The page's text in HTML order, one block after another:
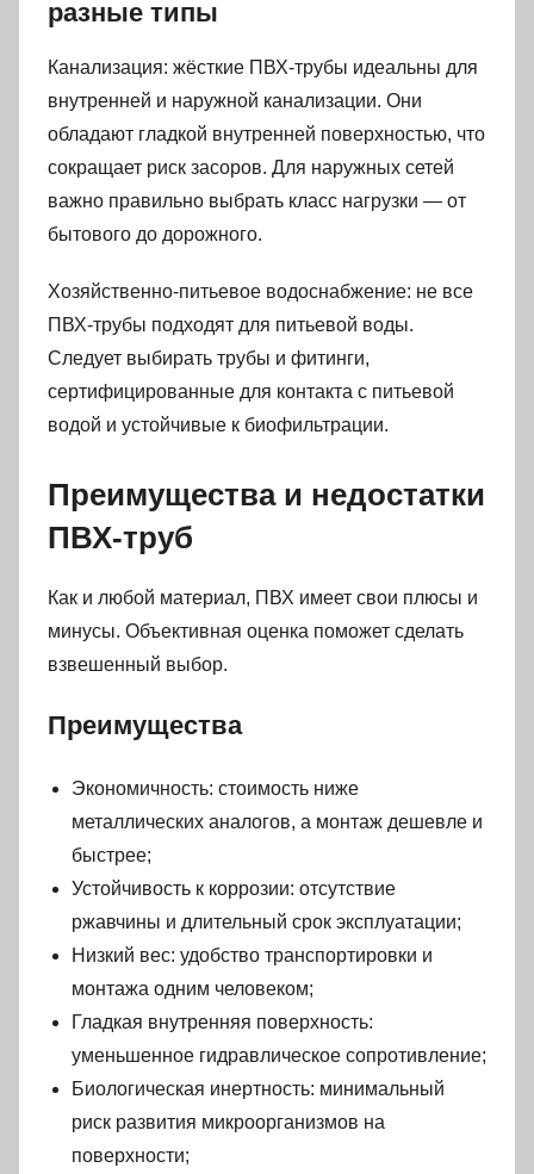
разные типы
Канализация: жёсткие ПВХ-трубы идеальны для
внутренней и наружной канализации. Они
обладают гладкой внутренней поверхностью, что
сокращает риск засоров. Для наружных сетей
важно правильно выбрать класс нагрузки — от
бытового до дорожного.
Хозяйственно-питьевое водоснабжение: не все
ПВХ-трубы подходят для питьевой воды.
Следует выбирать трубы и фитинги,
сертифицированные для контакта с питьевой
водой и устойчивые к биофильтрации.
Преимущества и недостатки
ПВХ-труб
Как и любой материал, ПВХ имеет свои плюсы и
минусы. Объективная оценка поможет сделать
взвешенный выбор.
Преимущества
Экономичность: стоимость ниже
металлических аналогов, а монтаж дешевле и
быстрее;
Устойчивость к коррозии: отсутствие
ржавчины и длительный срок эксплуатации;
Низкий вес: удобство транспортировки и
монтажа одним человеком;
Гладкая внутренняя поверхность:
уменьшенное гидравлическое сопротивление;
Биологическая инертность: минимальный
риск развития микроорганизмов на
поверхности;